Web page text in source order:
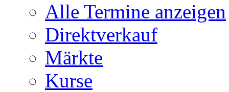
Alle Termine anzeigen
Direktverkauf
Märkte
Kurse